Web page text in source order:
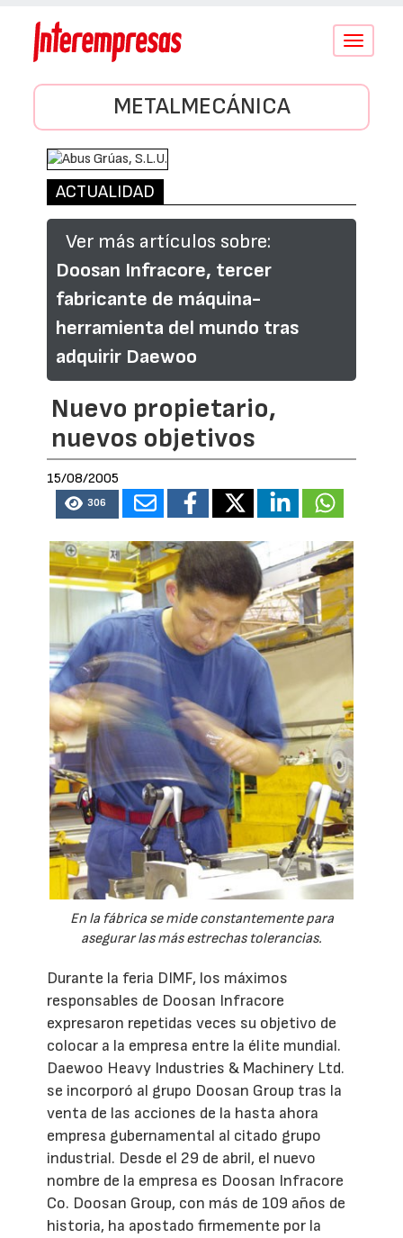
Conmutar
METALMECÁNICA
ACTUALIDAD
Ver más artículos sobre:
Doosan Infracore, tercer
fabricante de máquina-
herramienta del mundo tras
adquirir Daewoo
Nuevo propietario,
nuevos objetivos
15/08/2005
306
En la fábrica se mide constantemente para
asegurar las más estrechas tolerancias.
Durante la feria DIMF, los máximos
responsables de Doosan Infracore
expresaron repetidas veces su objetivo de
colocar a la empresa entre la élite mundial.
Daewoo Heavy Industries & Machinery Ltd.
se incorporó al grupo Doosan Group tras la
venta de las acciones de la hasta ahora
empresa gubernamental al citado grupo
industrial. Desde el 29 de abril, el nuevo
nombre de la empresa es Doosan Infracore
Co. Doosan Group, con más de 109 años de
historia, ha apostado firmemente por la